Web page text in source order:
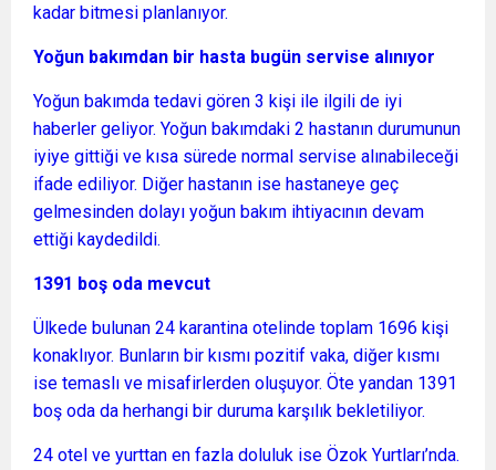
kadar bitmesi planlanıyor.
Yoğun bakımdan bir hasta bugün servise alınıyor
Yoğun bakımda tedavi gören 3 kişi ile ilgili de iyi
haberler geliyor. Yoğun bakımdaki 2 hastanın durumunun
iyiye gittiği ve kısa sürede normal servise alınabileceği
ifade ediliyor. Diğer hastanın ise hastaneye geç
gelmesinden dolayı yoğun bakım ihtiyacının devam
ettiği kaydedildi.
1391 boş oda mevcut
Ülkede bulunan 24 karantina otelinde toplam 1696 kişi
konaklıyor. Bunların bir kısmı pozitif vaka, diğer kısmı
ise temaslı ve misafirlerden oluşuyor. Öte yandan 1391
boş oda da herhangi bir duruma karşılık bekletiliyor.
24 otel ve yurttan en fazla doluluk ise Özok Yurtları’nda.